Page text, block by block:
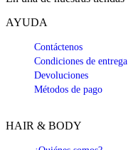
AYUDA
Contáctenos
Condiciones de entrega
Devoluciones
Métodos de pago
HAIR & BODY